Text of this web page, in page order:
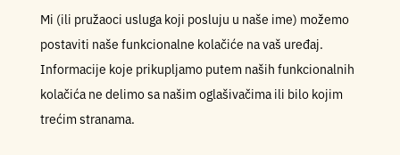
Mi (ili pružaoci usluga koji posluju u naše ime) možemo
postaviti naše funkcionalne kolačiće na vaš uređaj.
Informacije koje prikupljamo putem naših funkcionalnih
kolačića ne delimo sa našim oglašivačima ili bilo kojim
trećim stranama.